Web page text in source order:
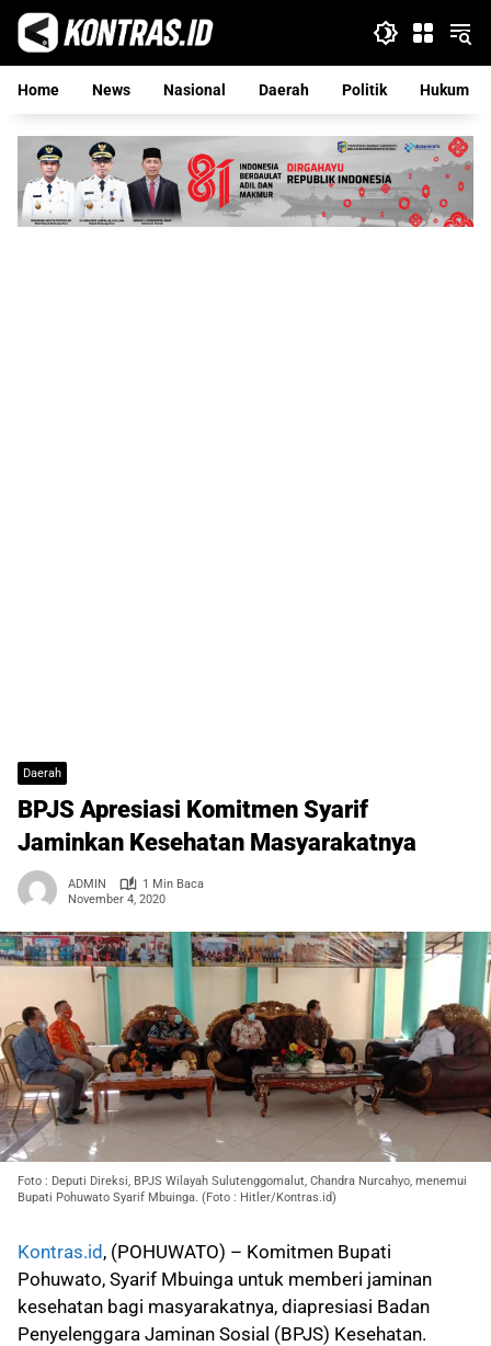
Langsung
konten
Home
News Nasional Daerah Politik Hukum
Daerah
BPJS Apresiasi Komitmen Syarif
Jaminkan Kesehatan Masyarakatnya
ADMIN
1 Min Baca
November 4, 2020
Foto : Deputi Direksi, BPJS Wilayah Sulutenggomalut, Chandra Nurcahyo, menemui
Bupati Pohuwato Syarif Mbuinga. (Foto : Hitler/Kontras.id)
Kontras.id, (POHUWATO) – Komitmen Bupati
Pohuwato, Syarif Mbuinga untuk memberi jaminan
kesehatan bagi masyarakatnya, diapresiasi Badan
Penyelenggara Jaminan Sosial (BPJS) Kesehatan.